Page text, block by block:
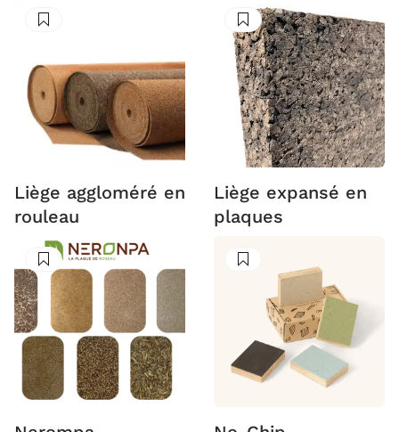
Suivre
Liège aggloméré en
rouleau
Suivre
Liège expansé en
plaques
Suivre Suivre